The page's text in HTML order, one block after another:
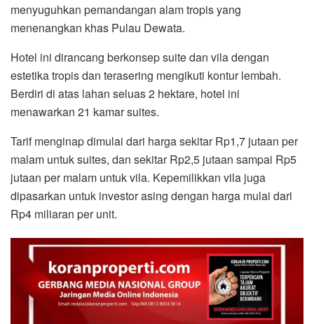
menyuguhkan pemandangan alam tropis yang
menenangkan khas Pulau Dewata.
Hotel ini dirancang berkonsep suite dan vila dengan
estetika tropis dan terasering mengikuti kontur lembah.
Berdiri di atas lahan seluas 2 hektare, hotel ini
menawarkan 21 kamar suites.
Tarif menginap dimulai dari harga sekitar Rp1,7 jutaan per
malam untuk suites, dan sekitar Rp2,5 jutaan sampai Rp5
jutaan per malam untuk vila. Kepemilikkan vila juga
dipasarkan untuk investor asing dengan harga mulai dari
Rp4 miliaran per unit.